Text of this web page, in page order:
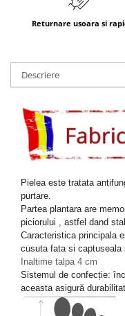
Returnare usoara si
Descriere
Pielea este tratata
purtare.
Partea plantara are
piciorului , astfel dand
Caracteristica principala
cusuta fata si captuseala
Inaltime talpa 4 cm
Sistemul de confecție:
aceasta asigură